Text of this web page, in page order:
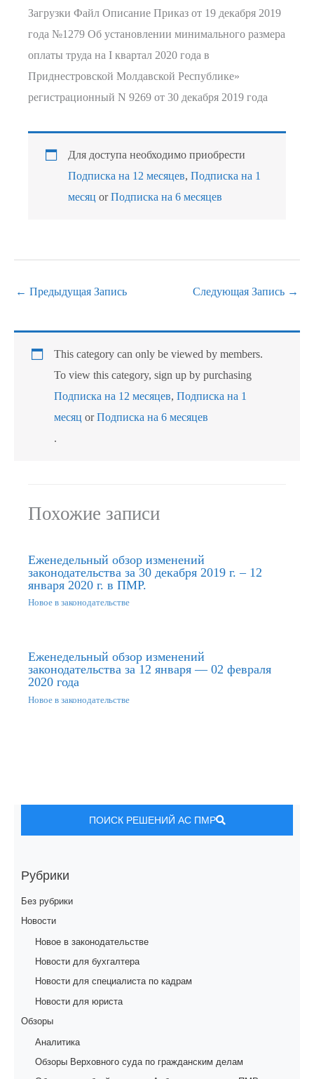
Загрузки Файл Описание Приказ от 19 декабря 2019
года №1279 Об установлении минимального размера
оплаты труда на I квартал 2020 года в
Приднестровской Молдавской Республике»
регистрационный N 9269 от 30 декабря 2019 года
Для доступа необходимо приобрести
Подписка на 12 месяцев,Подписка на 1
месяц orПодписка на 6 месяцев
← Предыдущая Запись Следующая Запись →
This category can only be viewed by members.
To view this category, sign up by purchasing
Подписка на 12 месяцев,Подписка на 1
месяц orПодписка на 6 месяцев
.
Похожие записи
Еженедельный обзор изменений
законодательства за 30 декабря 2019 г. – 12
января 2020 г. в ПМР.
Новое в законодательстве
Еженедельный обзор изменений
законодательства за 12 января — 02 февраля
2020 года
Новое в законодательстве
ПОИСК РЕШЕНИЙ АС ПМР
Рубрики
Без рубрики
Новости
Новое в законодательстве
Новости для бухгалтера
Новости для специалиста по кадрам
Новости для юриста
Обзоры
Аналитика
Обзоры Верховного суда по гражданским делам